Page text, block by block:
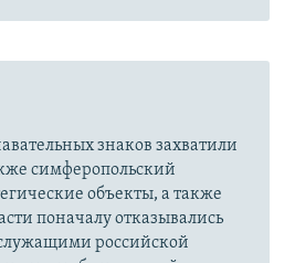
знаков захватили
симферопольский
объекты, а также
поначалу отказывались
российской